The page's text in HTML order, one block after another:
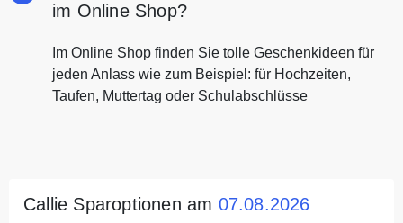
im Online Shop?
Im Online Shop finden Sie tolle Geschenkideen für
jeden Anlass wie zum Beispiel: für Hochzeiten,
Taufen, Muttertag oder Schulabschlüsse
Callie Sparoptionen am 07.08.2026